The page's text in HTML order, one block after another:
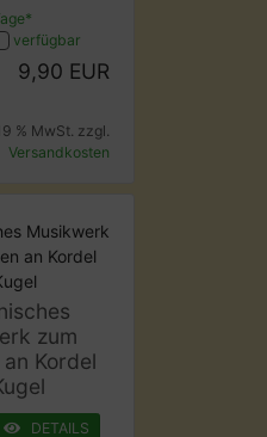
verfügbar
9,90 EUR
% MwSt. zzgl.
Versandkosten
zum
Kordel
DETAILS